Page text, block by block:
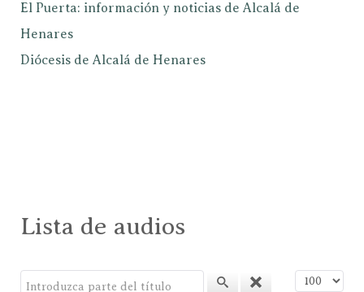
El Puerta: información y noticias de Alcalá de
Henares
Diócesis de Alcalá de Henares
Lista de audios
Introduzca parte del título Cantidad